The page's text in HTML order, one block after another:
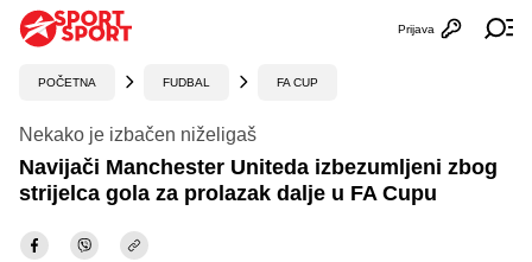
Otvori
Prijava
POČETNA FUDBAL FA CUP
Nekako je izbačen niželigaš
Navijači Manchester Uniteda izbezumljeni zbog
strijelca gola za prolazak dalje u FA Cupu